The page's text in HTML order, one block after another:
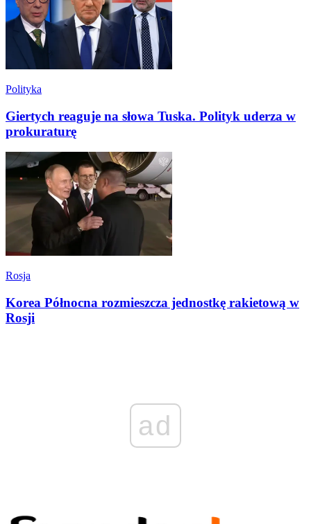
Polityka
Giertych reaguje na słowa Tuska. Polityk uderza w
prokuraturę
Rosja
Korea Północna rozmieszcza jednostkę rakietową w
Rosji
ad